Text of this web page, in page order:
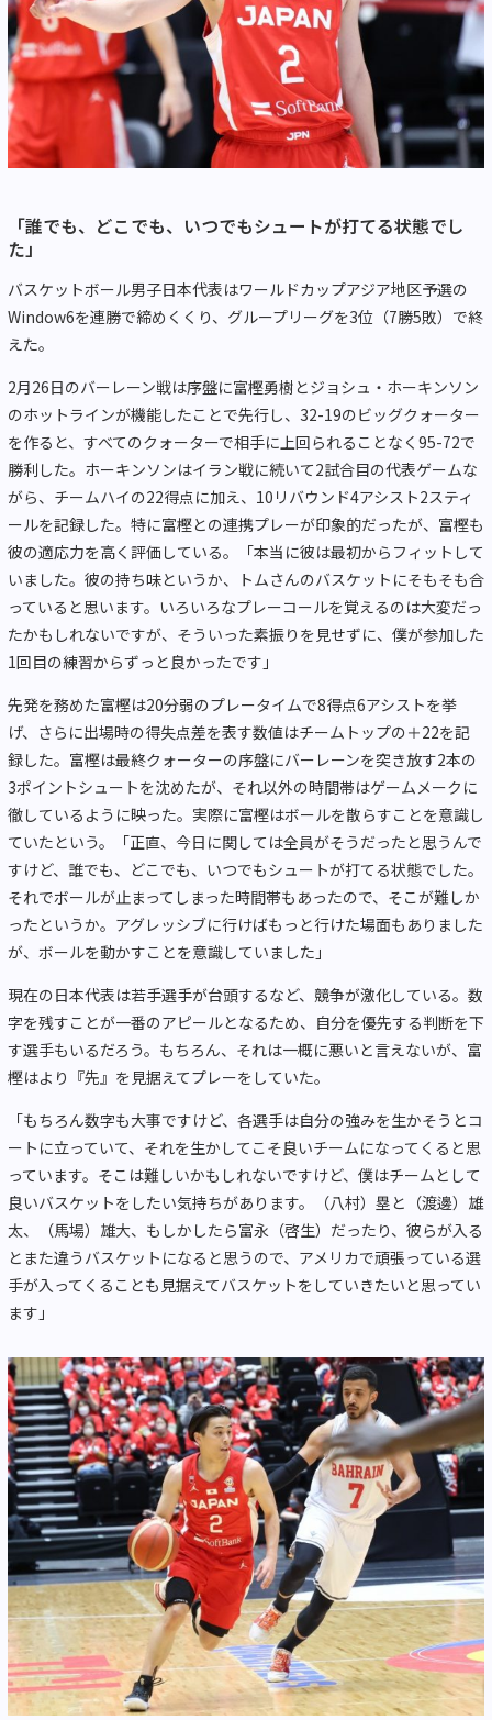
「誰でも、どこでも、いつでもシュートが打てる状態でし
た」
バスケットボール男子日本代表はワールドカップアジア地区予選の
Window6を連勝で締めくくり、グループリーグを3位（7勝5敗）で終
えた。
2月26日のバーレーン戦は序盤に富樫勇樹とジョシュ・ホーキンソン
のホットラインが機能したことで先行し、32-19のビッグクォーター
を作ると、すべてのクォーターで相手に上回られることなく95-72で
勝利した。ホーキンソンはイラン戦に続いて2試合目の代表ゲームな
がら、チームハイの22得点に加え、10リバウンド4アシスト2スティ
ールを記録した。特に富樫との連携プレーが印象的だったが、富樫も
彼の適応力を高く評価している。「本当に彼は最初からフィットして
いました。彼の持ち味というか、トムさんのバスケットにそもそも合
っていると思います。いろいろなプレーコールを覚えるのは大変だっ
たかもしれないですが、そういった素振りを見せずに、僕が参加した
1回目の練習からずっと良かったです」
先発を務めた富樫は20分弱のプレータイムで8得点6アシストを挙
げ、さらに出場時の得失点差を表す数値はチームトップの＋22を記
録した。富樫は最終クォーターの序盤にバーレーンを突き放す2本の
3ポイントシュートを沈めたが、それ以外の時間帯はゲームメークに
徹しているように映った。実際に富樫はボールを散らすことを意識し
ていたという。「正直、今日に関しては全員がそうだったと思うんで
すけど、誰でも、どこでも、いつでもシュートが打てる状態でした。
それでボールが止まってしまった時間帯もあったので、そこが難しか
ったというか。アグレッシブに行けばもっと行けた場面もありました
が、ボールを動かすことを意識していました」
現在の日本代表は若手選手が台頭するなど、競争が激化している。数
字を残すことが一番のアピールとなるため、自分を優先する判断を下
す選手もいるだろう。もちろん、それは一概に悪いと言えないが、富
樫はより『先』を見据えてプレーをしていた。
「もちろん数字も大事ですけど、各選手は自分の強みを生かそうとコ
ートに立っていて、それを生かしてこそ良いチームになってくると思
っています。そこは難しいかもしれないですけど、僕はチームとして
良いバスケットをしたい気持ちがあります。（八村）塁と（渡邊）雄
太、（馬場）雄大、もしかしたら富永（啓生）だったり、彼らが入る
とまた違うバスケットになると思うので、アメリカで頑張っている選
手が入ってくることも見据えてバスケットをしていきたいと思ってい
ます」